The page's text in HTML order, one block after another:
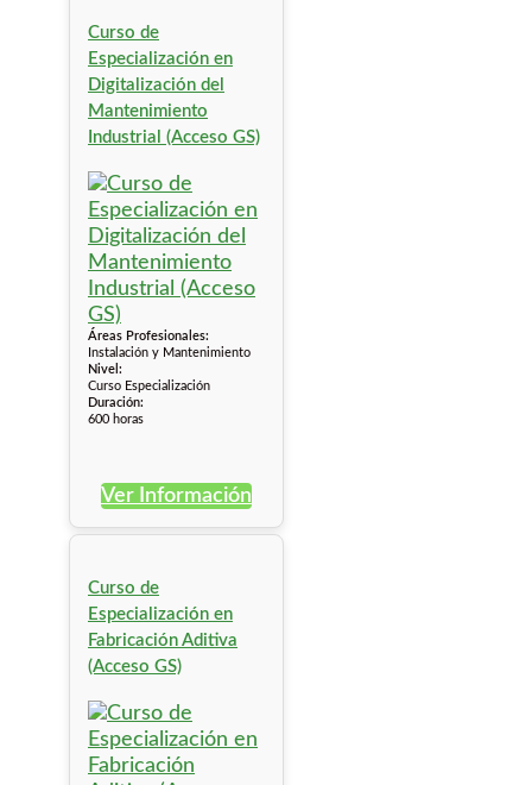
Curso de
Especialización en
Digitalización del
Mantenimiento
Industrial (Acceso GS)
Áreas Profesionales:
Instalación y Mantenimiento
Nivel:
Curso Especialización
Duración:
600 horas
Ver Información
Curso de
Especialización en
Fabricación Aditiva
(Acceso GS)